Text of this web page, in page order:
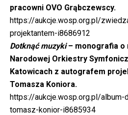
pracowni OVO Grąbczewscy.
https://aukcje.wosp.org.pl/
projektantem-i8686912
Dotknąć muzyki– monografia o
Narodowej Orkiestry
Katowicach z autografem
Tomasza Koniora.
https://aukcje.wosp.org.pl/album-
tomasz-konior-i8685934